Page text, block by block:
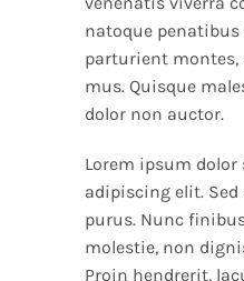
natoque
parturient
mus. Quisque
dolor non auctor.
Lorem ipsum
adipiscing elit. Sed
purus. Nunc
molestie, non
Proin hendrerit,